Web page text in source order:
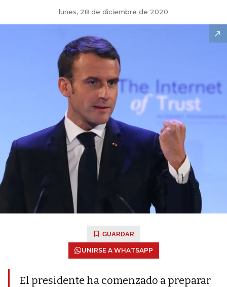
lunes, 28 de diciembre de 2020
GUARDAR
UNIRSE A WHATSAPP
El presidente ha comenzado a preparar